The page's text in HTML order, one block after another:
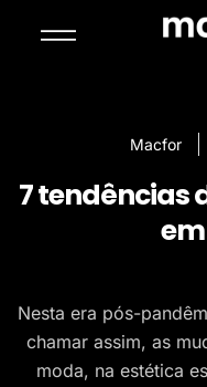
Macfor
7 tendências
Nesta era pós-
chamar assim, as
moda, na estética